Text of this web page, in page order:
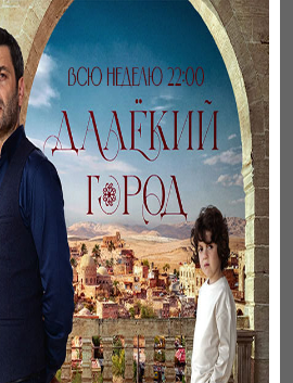
Байтақ жерім